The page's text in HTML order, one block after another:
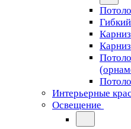
Интерьерные
Освещение